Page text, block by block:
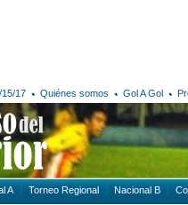
15/17 Quiénes somos Gol A Gol
A Torneo Regional Nacional B